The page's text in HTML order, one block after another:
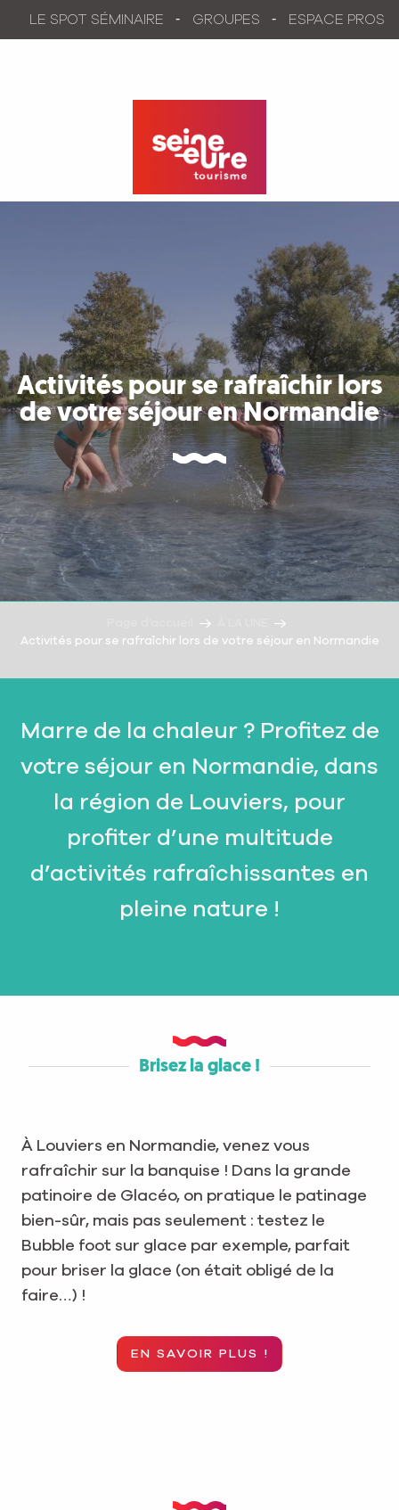
LE SPOT SÉMINAIRE GROUPES ESPACE PROS
Activités pour se rafraîchir lors
de votre séjour en Normandie
Activités pour se rafraîchir lors de votre séjour en Normandie
Marre de la chaleur ? Profitez de
votre séjour en Normandie, dans
la région de Louviers, pour
profiter d’une multitude
d’activités rafraîchissantes en
pleine nature !
Brisez la glace !
À Louviers en Normandie, venez vous
rafraîchir sur la banquise ! Dans la grande
patinoire de Glacéo, on pratique le patinage
bien-sûr, mais pas seulement : testez le
Bubble foot sur glace par exemple, parfait
pour briser la glace (on était obligé de la
faire…) !
EN SAVOIR PLUS !